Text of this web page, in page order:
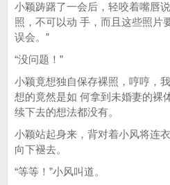
小颖踌躇了一会后，轻咬着嘴唇
照，不可以动 手，而且这些照片
误会。”
“没问题！”
小颖竟想独自保存裸照，哼哼，
想的竟然是如 何拿到未婚妻的裸
续下去的想法都没有。
小颖站起身来，背对着小风将连
向下褪去。
“等等！”小风叫道。